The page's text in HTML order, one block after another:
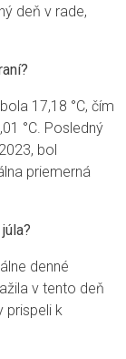
deň v rade,
17,18 °C, čím
°C. Posledný
bol
priemerná
denné
v tento deň
prispeli k